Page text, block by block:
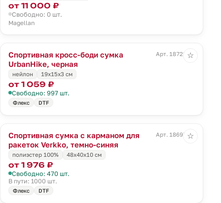
от 11 000 ₽
Свободно: 0 шт.
Magellan
Спортивная кросс-боди сумка
UrbanHike, черная
Арт. 18722.30
нейлон 19х15x3 см
от 1 059 ₽
Свободно: 997 шт.
Флекс DTF
☆
Спортивная сумка с карманом для
ракеток Verkko, темно-синяя
Арт. 18697.43
полиэстер 100% 48х40х10 см
от 1 976 ₽
Свободно: 470 шт.
В пути: 1000 шт.
Флекс DTF
☆